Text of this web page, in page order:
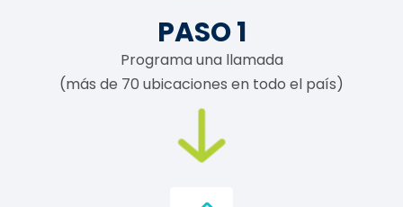
PASO 1
Programa una llamada
(más de 70 ubicaciones en todo el país)